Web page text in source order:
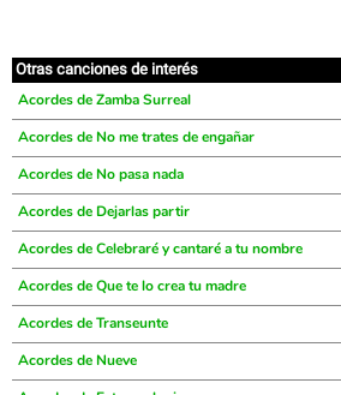
Otras canciones de interés
Acordes de Zamba Surreal
Acordes de No me trates de engañar
Acordes de No pasa nada
Acordes de Dejarlas partir
Acordes de Celebraré y cantaré a tu nombre
Acordes de Que te lo crea tu madre
Acordes de Transeunte
Acordes de Nueve